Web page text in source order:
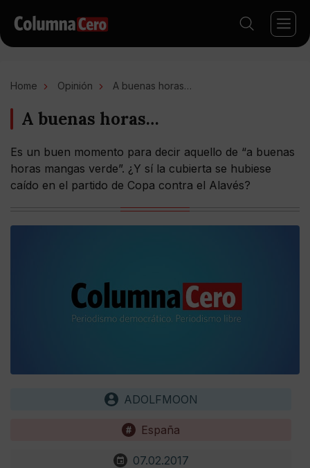
Home Opinión A buenas horas…
A buenas horas…
Es un buen momento para decir aquello de “a buenas
horas mangas verde”. ¿Y sí la cubierta se hubiese
caído en el partido de Copa contra el Alavés?
ADOLFMOON
España
07.02.2017